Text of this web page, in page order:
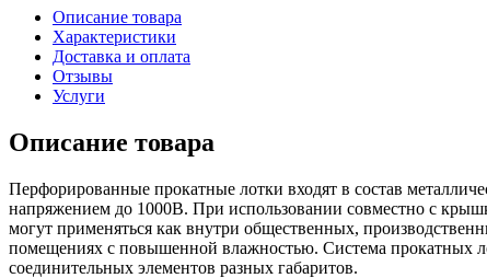
Описание товара
Характеристики
Доставка и оплата
Отзывы
Услуги
Описание товара
Перфорированные прокатные лотки входят в состав
напряжением до 1000В. При использовании совместно с
могут применяться как внутри общественных,
помещениях с повышенной влажностью. Система прокатных
соединительных элементов разных габаритов.